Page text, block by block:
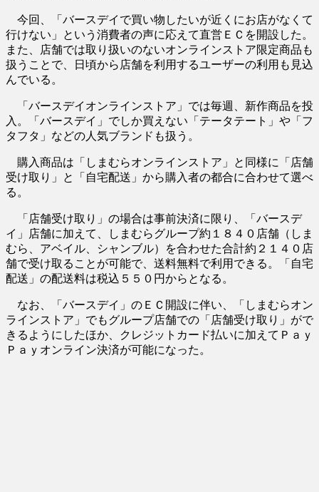
今回、「バースデイで買い物したいが近くにお店がなくて
行けない」という消費者の声に応えて直営ＥＣを開設した。
また、店舗では取り扱いのないオンラインストア限定商品も
扱うことで、日頃から店舗を利用するユーザーの利用も見込
んでいる。
「バースデイオンラインストア」では毎週、新作商品を投
入。「バースデイ」でしか買えない「テータテート」や「フ
タフタ」などの人気ブランドも扱う。
購入商品は「しまむらオンラインストア」と同様に「店舗
受け取り」と「自宅配送」から購入者の都合に合わせて選べ
る。
「店舗受け取り」の場合は事前決済に限り、「バースデ
イ」店舗に加えて、しまむらグループ約１８４０店舗（しま
むら、アベイル、シャンブル）を合わせた合計約２１４０店
舗で受け取ることが可能で、送料無料で利用できる。「自宅
配送」の配送料は税込５５０円からとなる。
なお、「バースデイ」のＥＣ開設に伴い、「しまむらオン
ラインストア」でもグループ店舗での「店舗受け取り」がで
きるようにしたほか、クレジットカード払いに加えてＰａｙ
Ｐａｙオンライン決済が可能になった。